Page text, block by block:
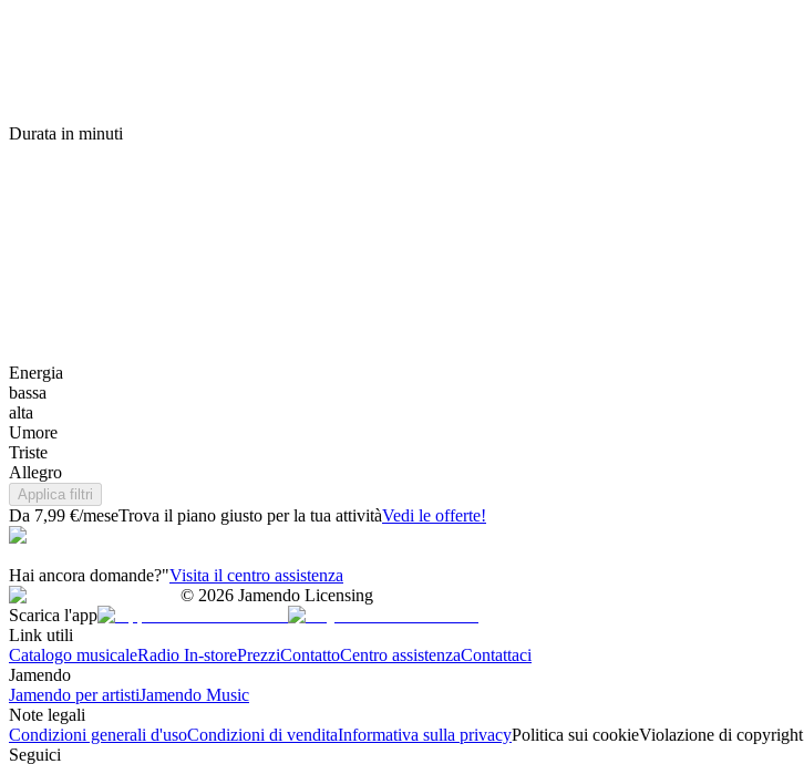
Durata in minuti
Energia
bassa
alta
Umore
Triste
Allegro
Applica filtri
Da 7,99 €/meseTrova il piano giusto per la tua attivitàVedi le offerte!
Hai ancora domande?"Visita il centro assistenza
© 2026 Jamendo Licensing
Scarica l'app
Link utili
Catalogo musicaleRadio In-storePrezziContattoCentro assistenzaContattaci
Jamendo
Jamendo per artistiJamendo Music
Note legali
Condizioni generali d'usoCondizioni di venditaInformativa sulla privacyPolitica sui cookieViolazione di copyright
Seguici